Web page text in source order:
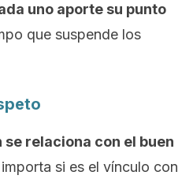
uno aporte su punto
que suspende los
relaciona con el buen
si es el vínculo con